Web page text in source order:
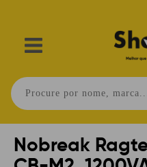
Nobreak